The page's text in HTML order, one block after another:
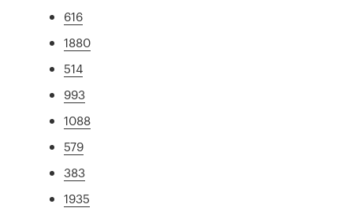
616
1880
514
993
1088
579
383
1935